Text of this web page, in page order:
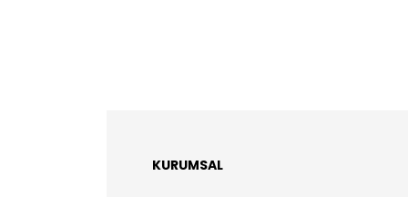
KURUMSAL